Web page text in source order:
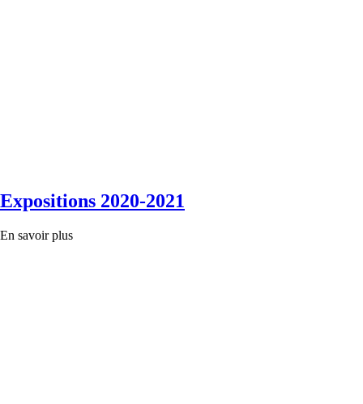
Expositions 2020-2021
En savoir plus